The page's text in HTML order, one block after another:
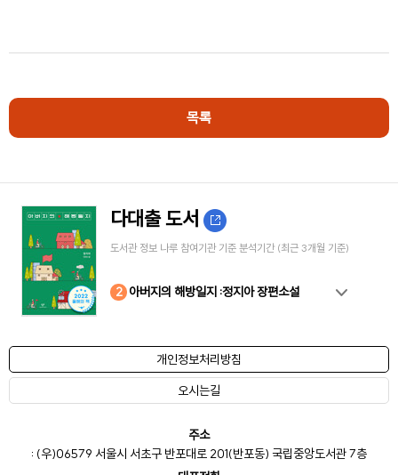
목록
다대출 도서
도서관 정보 나루 참여기관 기준 분석기간 (최근 3개월 기준)
1
2 아버지의 해방일지 :정지아 장편소설
3
4
5
6
7
8
9
10
개인정보처리방침
오시는길
주소
: (우)06579 서울시 서초구 반포대로 201(반포동) 국립중앙도서관 7층